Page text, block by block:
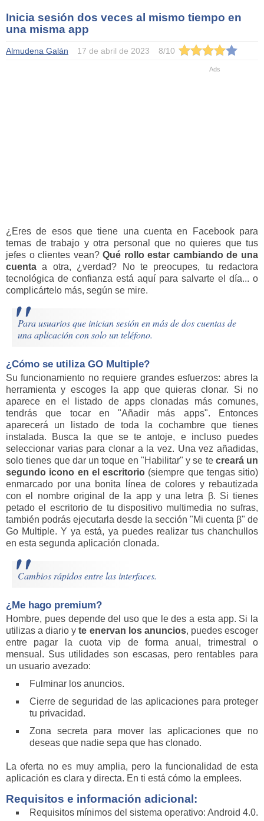
Inicia sesión dos veces al mismo tiempo en
una misma app
Almudena Galán 17 de abril de 2023 8/10
¿Eres de esos que tiene una cuenta en Facebook para
temas de trabajo y otra personal que no quieres que tus
jefes o clientes vean?Qué rollo estar cambiando de una
cuenta a otra, ¿verdad? No te preocupes, tu redactora
tecnológica de confianza está aquí para salvarte el día... o
complicártelo más, según se mire.
Para usuarios que inician sesión en más de dos cuentas de
una aplicación con solo un teléfono.
¿Cómo se utiliza GO Multiple?
Su funcionamiento no requiere grandes esfuerzos: abres la
herramienta y escoges la app que quieras clonar. Si no
aparece en el listado de apps clonadas más comunes,
tendrás que tocar en "Añadir más apps". Entonces
aparecerá un listado de toda la cochambre que tienes
instalada. Busca la que se te antoje, e incluso puedes
seleccionar varias para clonar a la vez. Una vez añadidas,
solo tienes que dar un toque en "Habilitar" y se te creará un
segundo icono en el escritorio (siempre que tengas sitio)
enmarcado por una bonita línea de colores y rebautizada
con el nombre original de la app y una letra β. Si tienes
petado el escritorio de tu dispositivo multimedia no sufras,
también podrás ejecutarla desde la sección "Mi cuenta β" de
Go Multiple. Y ya está, ya puedes realizar tus chanchullos
en esta segunda aplicación clonada.
Cambios rápidos entre las interfaces.
¿Me hago premium?
Hombre, pues depende del uso que le des a esta app. Si la
utilizas a diario yte enervan los anuncios, puedes escoger
entre pagar la cuota vip de forma anual, trimestral o
mensual. Sus utilidades son escasas, pero rentables para
un usuario avezado:
Fulminar los anuncios.
Cierre de seguridad de las aplicaciones para proteger
tu privacidad.
Zona secreta para mover las aplicaciones que no
deseas que nadie sepa que has clonado.
La oferta no es muy amplia, pero la funcionalidad de esta
aplicación es clara y directa. En ti está cómo la emplees.
Requisitos e información adicional:
Requisitos mínimos del sistema operativo: Android 4.0.